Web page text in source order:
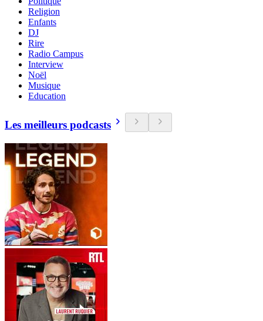
Religion
Enfants
DJ
Rire
Radio Campus
Interview
Noël
Musique
Education
Les meilleurs podcasts